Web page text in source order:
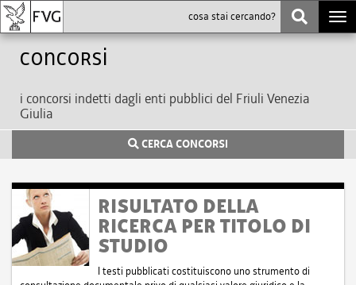
Concorsi
i concorsi indetti dagli enti pubblici del Friuli Venezia
Giulia
CERCA CONCORSI
RISULTATO DELLA
RICERCA PER TITOLO DI
STUDIO
I testi pubblicati costituiscono uno strumento di